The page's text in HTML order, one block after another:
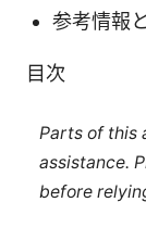
参考情報
目次
Parts of this
assistance.
before